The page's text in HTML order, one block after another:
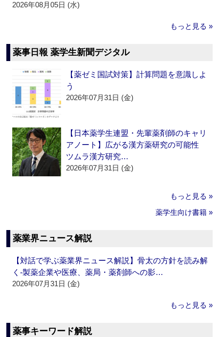
2026年08月05日 (水)
もっと見る »
薬事日報 薬学生新聞デジタル
【薬ゼミ国試対策】計算問題を意識しよ
う
2026年07月31日 (金)
【日本薬学生連盟・先輩薬剤師のキャリ
アノート】広がる漢方薬研究の可能性
ツムラ漢方研究…
2026年07月31日 (金)
もっと見る »
薬学生向け書籍 »
薬業界ニュース解説
【対話で学ぶ薬業界ニュース解説】骨太の方針を読み解
く‐製薬企業や医療、薬局・薬剤師への影…
2026年07月31日 (金)
もっと見る »
薬事キーワード解説